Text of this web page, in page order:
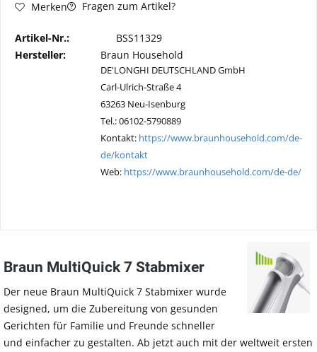
Merken Fragen zum Artikel?
Artikel-Nr.:
BSS11329
Hersteller:
Braun Household
DE'LONGHI DEUTSCHLAND GmbH
Carl-Ulrich-Straße 4
63263 Neu-Isenburg
Tel.: 06102-5790889
Kontakt: https://www.braunhousehold.com/de-
de/kontakt
Web: https://www.braunhousehold.com/de-de/
Braun MultiQuick 7 Stabmixer
Der neue Braun MultiQuick 7 Stabmixer wurde
designed, um die Zubereitung von gesunden
Gerichten für Familie und Freunde schneller
und einfacher zu gestalten. Ab jetzt auch mit der weltweit ersten